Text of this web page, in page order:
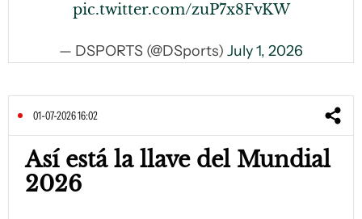
pic.twitter.com/zuP7x8FvKW
— DSPORTS (@DSports) July 1, 2026
01-07-2026 16:02
Así está la llave del Mundial
2026